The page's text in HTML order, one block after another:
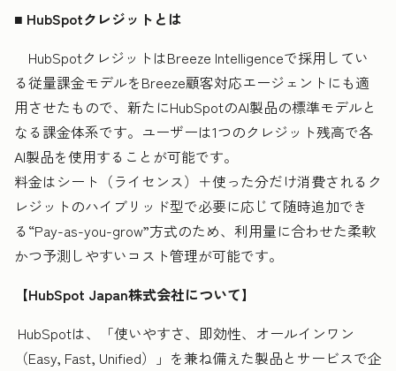
■ HubSpotクレジットとは
HubSpotクレジットはBreeze Intelligenceで採用してい
る従量課金モデルをBreeze顧客対応エージェントにも適
用させたもので、新たにHubSpotのAI製品の標準モデルと
なる課金体系です。ユーザーは1つのクレジット残高で各
AI製品を使用することが可能です。
料金はシート（ライセンス）＋使った分だけ消費されるク
レジットのハイブリッド型で必要に応じて随時追加でき
る“Pay-as-you-grow”方式のため、利用量に合わせた柔軟
かつ予測しやすいコスト管理が可能です。
【HubSpot Japan株式会社について】
HubSpotは、「使いやすさ、即効性、オールインワン
（Easy, Fast, Unified）」を兼ね備えた製品とサービスで企